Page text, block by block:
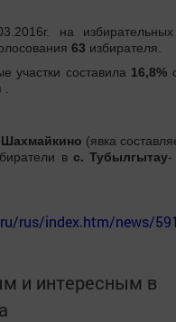
на избирательных
63 избирателя.
участки составила 16,8%
(явка
в с. Тубылгытау-
rus/index.htm/news/
и интересным в